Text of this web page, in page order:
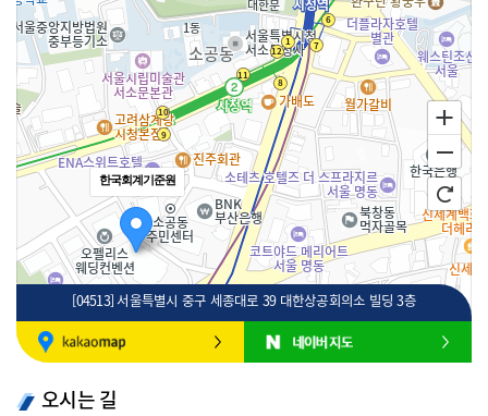
한국회계기준원
100m
[04513] 서울특별시 중구 세종대로 39 대한상공회의소 빌딩 3층
오시는 길